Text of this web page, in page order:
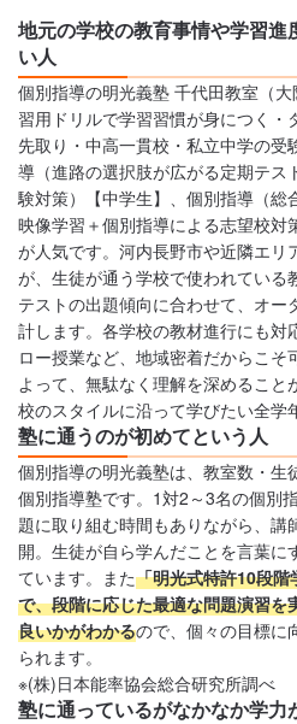
地元の学校の教育事情や学習進
い人
個別指導の明光義塾 千代田教室（
習用ドリルで学習習慣が身につく・
先取り・中高一貫校・私立中学の受
導（進路の選択肢が広がる定期テス
験対策）【中学生】、個別指導（総
映像学習＋個別指導による志望校対
が人気です。河内長野市や近隣エリ
が、生徒が通う学校で使われている
テストの出題傾向に合わせて、オー
計します。各学校の教材進行にも対
ロー授業など、地域密着だからこそ
よって、無駄なく理解を深めるこ
校のスタイルに沿って学びたい全学
塾に通うのが初めてという人
個別指導の明光義塾は、教室数・生
個別指導塾です。1対2～3名の個別
題に取り組む時間もありながら、講
開。生徒が自ら学んだことを言葉に
ています。また「明光式特許10段階
で、段階に応じた最適な問題演習を
良いかがわかるので、個々の目標に
られます。
※(株)日本能率協会総合研究所調べ
塾に通っているがなかなか学力